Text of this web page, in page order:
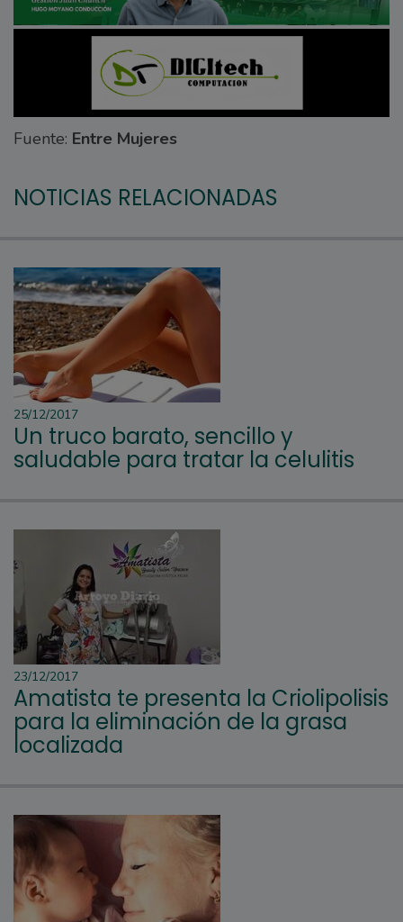
Fuente: Entre Mujeres
NOTICIAS RELACIONADAS
25/12/2017
Un truco barato, sencillo y
saludable para tratar la celulitis
23/12/2017
Amatista te presenta la Criolipolisis
para la eliminación de la grasa
localizada